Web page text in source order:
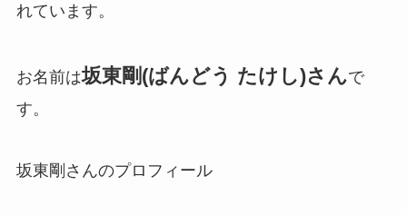
れています。
お名前は坂東剛(ばんどう たけし)さんで
す。
坂東剛さんのプロフィール